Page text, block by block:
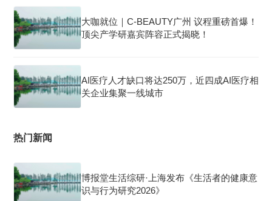
大咖就位｜C-BEAUTY广州 议程重磅首爆！
顶尖产学研嘉宾阵容正式揭晓！
AI医疗人才缺口将达250万，近四成AI医疗相
关企业集聚一线城市
热门新闻
博报堂生活综研·上海发布《生活者的健康意
识与行为研究2026》